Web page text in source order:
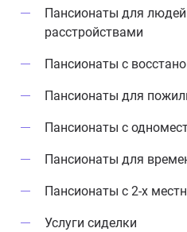
Пансионаты для
расстройствами
Пансионаты с
Пансионаты для
Пансионаты с
Пансионаты для
Пансионаты с 2-х
Услуги сиделки